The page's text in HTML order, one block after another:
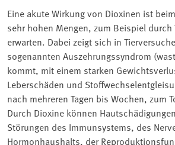
Eine akute Wirkung von Dioxinen ist
sehr hohen Mengen, zum Beispiel durch
erwarten. Dabei zeigt sich in
sogenannten Auszehrungssyndrom
kommt, mit einem starken
Leberschäden und
nach mehreren Tagen bis Wochen, zum
Durch Dioxine können
Störungen des Immunsystems, des
Hormonhaushalts, der